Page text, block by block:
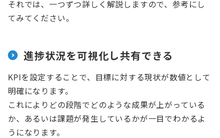
それでは、一つずつ詳しく解説しますので、参考にし
てみてください。
進捗状況を可視化し共有できる
KPIを設定することで、目標に対する現状が数値として
明確になります。
これによりどの段階でどのような成果が上がっている
か、あるいは課題が発生しているかが一目でわかるよ
うになります。